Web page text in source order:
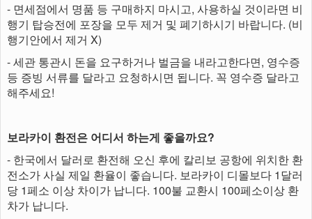
- 면세점에서 명품 등 구매하지 마시고, 사용하실 것이라면 비
행기 탑승전에 포장을 모두 제거 및 폐기하시기 바랍니다. (비
행기안에서 제거 X)
- 세관 통관시 돈을 요구하거나 벌금을 내라고한다면, 영수증
등 증빙 서류를 달라고 요청하시면 됩니다. 꼭 영수증 달라고
해주세요!
보라카이 환전은 어디서 하는게 좋을까요?
- 한국에서 달러로 환전해 오신 후에 칼리보 공항에 위치한 환
전소가 사실 제일 환율이 좋습니다. 보라카이 디몰보다 1달러
당 1페소 이상 차이가 납니다. 100불 교환시 100페소이상 환
차가 납니다.